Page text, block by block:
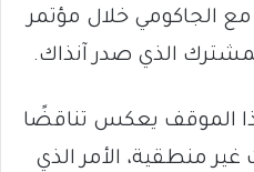
الجاكومي خلال مؤتمر
الذي صدر آنذاك.
الموقف يعكس تناقضًا
منطقية، الأمر الذي